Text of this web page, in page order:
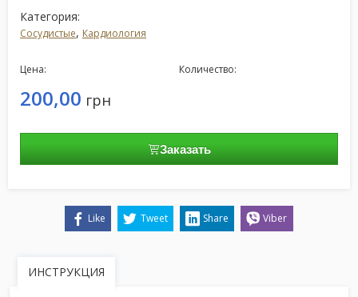
Категория:
Сосудистые, Кардиология
Цена:
200,00 грн
Количество:
Заказать
Like Tweet Share Viber
ИНСТРУКЦИЯ